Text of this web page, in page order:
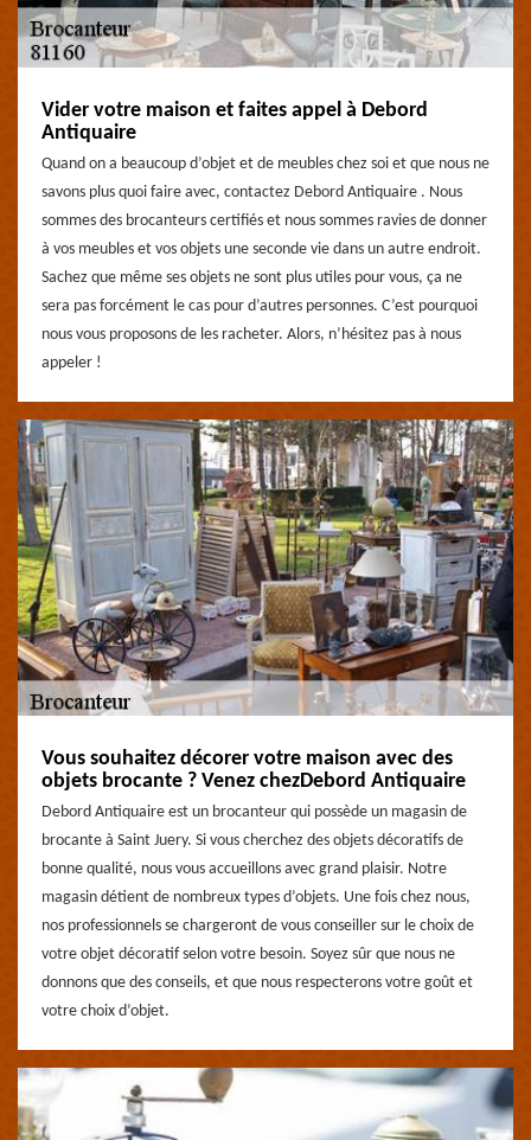
Vider votre maison et faites appel à Debord
Antiquaire
Quand on a beaucoup d’objet et de meubles chez soi et que nous ne
savons plus quoi faire avec, contactez Debord Antiquaire . Nous
sommes des brocanteurs certifiés et nous sommes ravies de donner
à vos meubles et vos objets une seconde vie dans un autre endroit.
Sachez que même ses objets ne sont plus utiles pour vous, ça ne
sera pas forcément le cas pour d’autres personnes. C’est pourquoi
nous vous proposons de les racheter. Alors, n’hésitez pas à nous
appeler !
Vous souhaitez décorer votre maison avec des
objets brocante ? Venez chezDebord Antiquaire
Debord Antiquaire est un brocanteur qui possède un magasin de
brocante à Saint Juery. Si vous cherchez des objets décoratifs de
bonne qualité, nous vous accueillons avec grand plaisir. Notre
magasin détient de nombreux types d’objets. Une fois chez nous,
nos professionnels se chargeront de vous conseiller sur le choix de
votre objet décoratif selon votre besoin. Soyez sûr que nous ne
donnons que des conseils, et que nous respecterons votre goût et
votre choix d’objet.